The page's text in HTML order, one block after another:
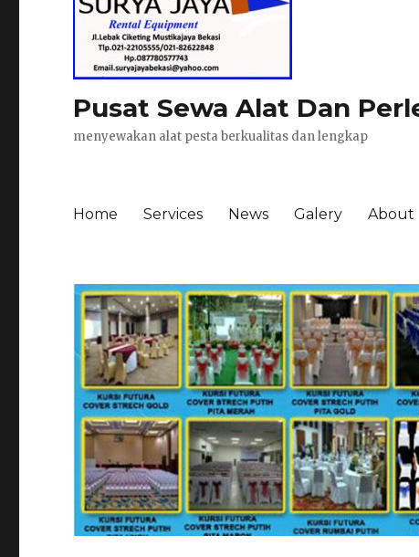
Pusat Sewa Alat Dan
menyewakan alat pesta berkualitas dan lengkap
Home Services News Galery About